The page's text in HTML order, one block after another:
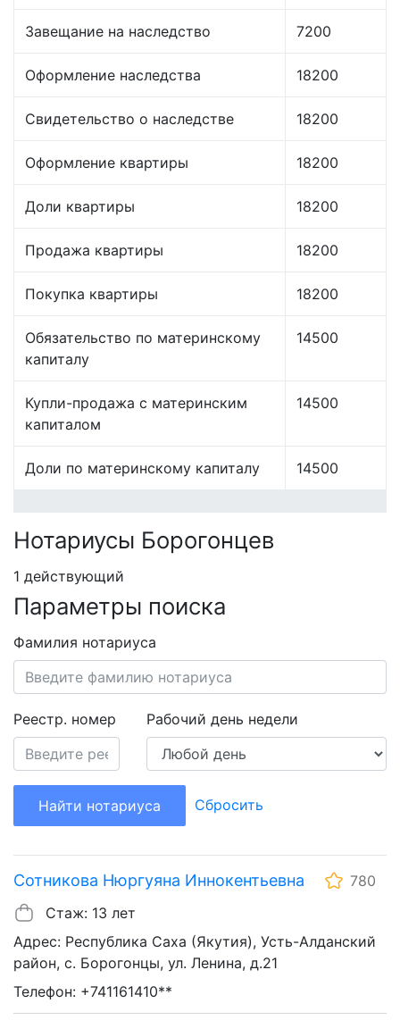
Завещание на наследство 7200
Оформление наследства 18200
Свидетельство о наследстве 18200
Оформление квартиры 18200
Доли квартиры 18200
Продажа квартиры 18200
Покупка квартиры 18200
Обязательство по материнскому
капиталу
14500
Купли-продажа с материнским
капиталом
14500
Доли по материнскому капиталу 14500
Нотариусы Борогонцев
1 действующий
Параметры поиска
Фамилия нотариуса
Реестр. номер Рабочий день недели
Найти нотариуса Сбросить
Сотникова Нюргуяна Иннокентьевна
780
Стаж: 13 лет
Адрес: Республика Саха (Якутия), Усть-Алданский
район, с. Борогонцы, ул. Ленина, д.21
Телефон: +741161410**